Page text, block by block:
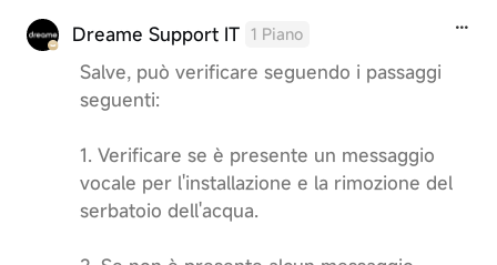
Dreame Support IT 1 Piano
Salve, può verificare seguendo i passaggi
seguenti:
1. Verificare se è presente un messaggio
vocale per l'installazione e la rimozione del
serbatoio dell'acqua.